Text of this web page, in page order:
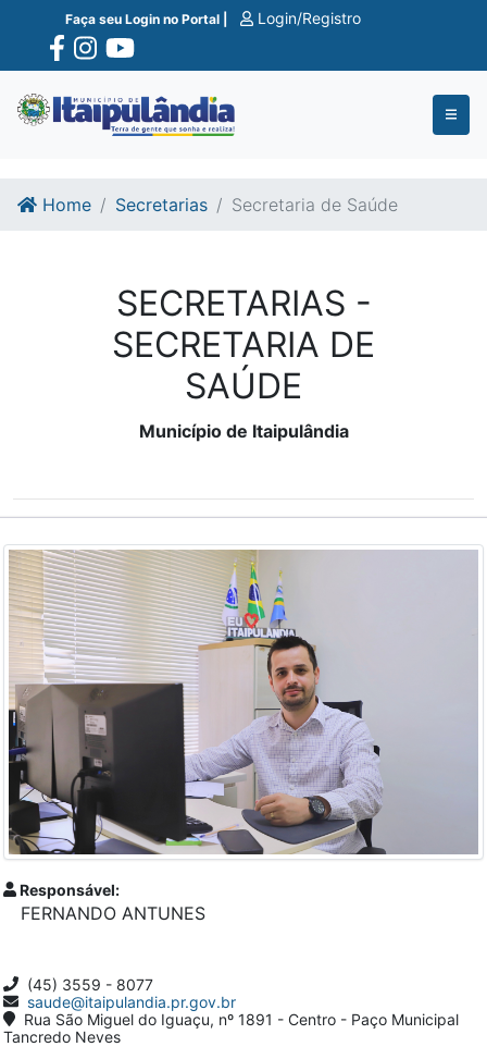
Ir para o conte�do
Ir para o fim do conte�do
Faça seu Login no Portal | Login/Registro
Home Secretarias Secretaria de Saúde
SECRETARIAS -
SECRETARIA DE
SAÚDE
Município de Itaipulândia
Responsável:
FERNANDO ANTUNES
(45) 3559 - 8077
saude@itaipulandia.pr.gov.br
Rua São Miguel do Iguaçu, nº 1891 - Centro - Paço Municipal
Tancredo Neves